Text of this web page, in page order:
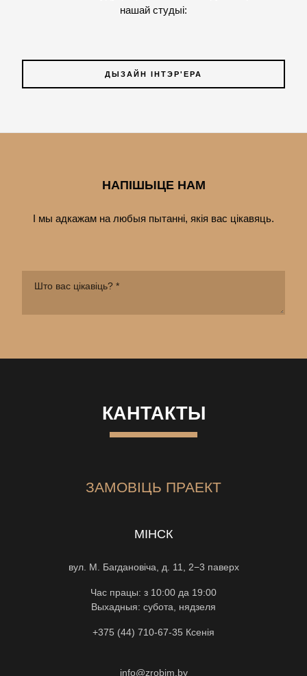
нашай студыі:
ДЫЗАЙН ІНТЭР'ЕРА
НАПІШЫЦЕ НАМ
І мы адкажам на любыя пытанні, якія вас цiкавяць.
КАНТАКТЫ
ЗАМОВІЦЬ ПРАЕКТ
МІНСК
вул. М. Багдановіча, д. 11, 2−3 паверх
Час працы: з 10:00 да 19:00
Выхадныя: субота, нядзеля
+375 (44) 710-67-35 Ксенiя
info@zrobim.by